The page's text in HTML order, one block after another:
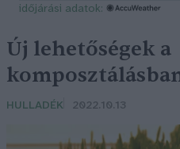
időjárási adatok:
Új lehetőségek a
HULLADÉK 2022.10.13